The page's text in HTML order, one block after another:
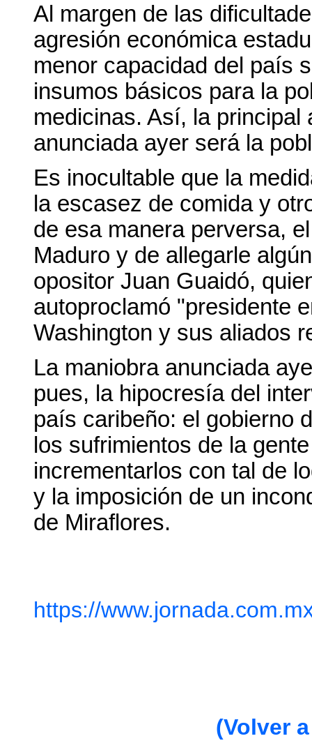
Al margen de las
agresión económica
menor capacidad del país
insumos básicos para la
medicinas. Así, la principal
anunciada ayer será la
Es inocultable que la
la escasez de comida y
de esa manera perversa,
Maduro y de allegarle
opositor Juan Guaidó,
autoproclamó
presidente
Washington y sus aliados
La maniobra anunciada
pues, la hipocresía del
país caribeño: el gobierno
los sufrimientos de la
incrementarlos con tal de
y la imposición de un
de Miraflores.
https://
(Volver